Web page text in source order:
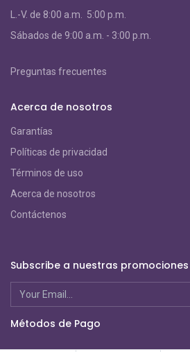
L.-V. de 8:00 a.m. 5:00 p.m.
Sábados de 9:00 a.m. - 3:00 p.m.
Preguntas frecuentes
Acerca de nosotros
Garantías
Políticas de privacidad
Términos de uso
Acerca de nosotros
Contáctenos
Subscribe a nuestras promociones
Métodos de Pago